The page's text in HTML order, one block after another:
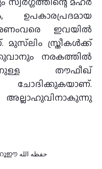
ഉപകാരപ്രദമായ
ഇവയിൽ
സ്ത്രീകൾക്ക്
നരകത്തിൽ
തൗഫീഖ്
ഇബ്റാഹീം ബിൻ അബ്ദില്ല അൽ മസ്റൂഈ حفظه الله